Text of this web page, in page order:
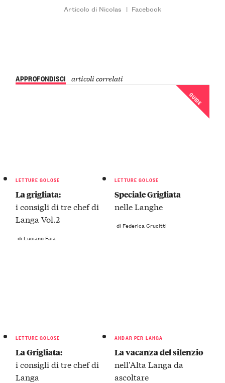
Articolo di Nicolas | Facebook
APPROFONDISCI articoli correlati
LETTURE GOLOSE
La grigliata:
i consigli di tre chef di
Langa Vol.2
di Luciano Faia
GUIDE
LETTURE GOLOSE
Speciale Grigliata
nelle Langhe
di Federica Crucitti
LETTURE GOLOSE
La Grigliata:
i consigli di tre chef di
Langa
ANDAR PER LANGA
La vacanza del silenzio
nell'Alta Langa da
ascoltare